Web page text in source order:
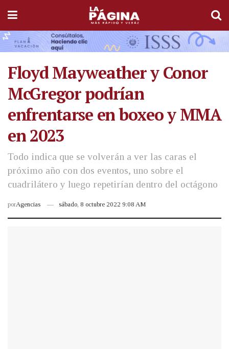
Floyd Mayweather y Conor
McGregor podrían
enfrentarse en boxeo y MMA
en 2023
Todo indica que se volverán a ver las caras el
próximo año con dos eventos, uno sobre el
cuadrilátero y luego repetirían dentro del octágono
porAgencias sábado, 8 octubre 2022 9:08 AM